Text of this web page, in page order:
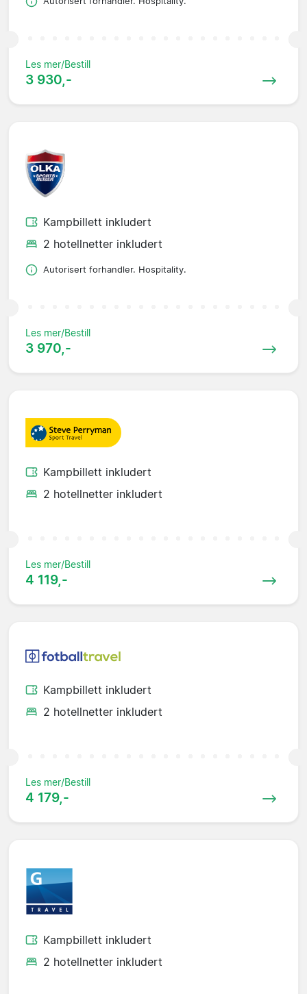
Les mer/Bestill
3 930,-
Kampbillett inkludert
2 hotellnetter inkludert
Autorisert forhandler. Hospitality.
Les mer/Bestill
3 970,-
Kampbillett inkludert
2 hotellnetter inkludert
Les mer/Bestill
4 119,-
Kampbillett inkludert
2 hotellnetter inkludert
Les mer/Bestill
4 179,-
Kampbillett inkludert
2 hotellnetter inkludert